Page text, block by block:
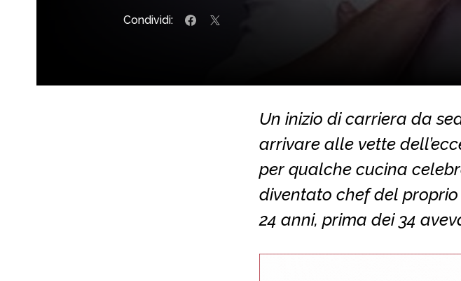
Condividi:
Un inizio di carriera da
arrivare alle vette
per qualche cucina
diventato chef del proprio
24 anni, prima dei 34